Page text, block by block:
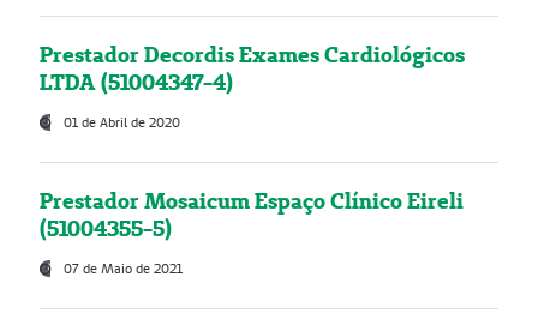
Prestador Decordis Exames Cardiológicos
LTDA (51004347-4)
01 de Abril de 2020
Prestador Mosaicum Espaço Clínico Eireli
(51004355-5)
07 de Maio de 2021